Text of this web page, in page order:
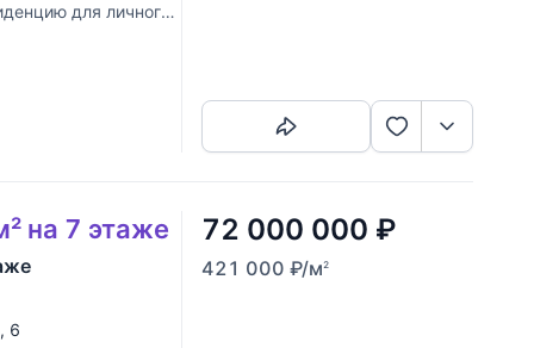
для личного
на 7 этаже
, 6
72 000 000 ₽
421 000 ₽/м2